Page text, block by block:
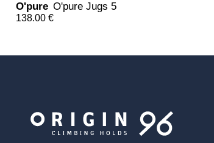
O'pure O'pure Jugs 5
138.00 €